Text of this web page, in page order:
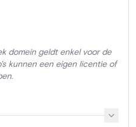
domein geldt enkel voor de
kunnen een eigen licentie of